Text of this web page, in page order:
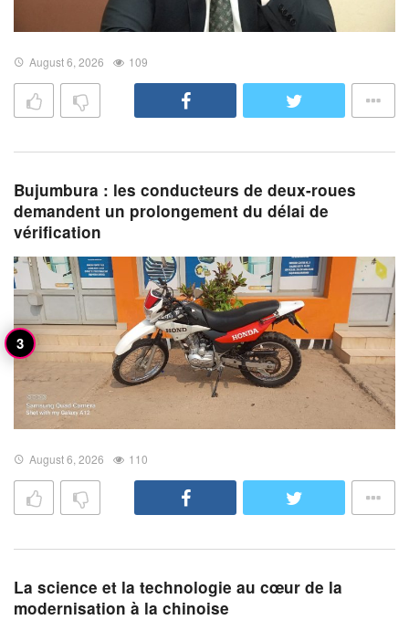
August 6, 2026 109
Bujumbura : les conducteurs de deux-roues
demandent un prolongement du délai de
vérification
August 6, 2026 110
La science et la technologie au cœur de la
modernisation à la chinoise